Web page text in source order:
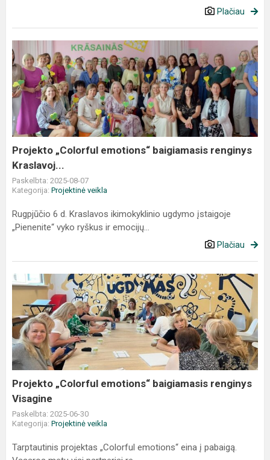
Plačiau
Projekto
„Colorful
emotions“
baigiamasis
renginys
Kraslavoj...
Projekto „Colorful emotions“ baigiamasis renginys
Kraslavoj...
Paskelbta: 2025-08-07
Kategorija: Projektinė veikla
Rugpjūčio 6 d. Kraslavos ikimokyklinio ugdymo įstaigoje
„Pienenite“ vyko ryškus ir emocijų...
Plačiau
Projekto
„Colorful
emotions“
baigiamasis
renginys
Visagine
Projekto „Colorful emotions“ baigiamasis renginys
Visagine
Paskelbta: 2025-06-30
Kategorija: Projektinė veikla
Tarptautinis projektas „Colorful emotions“ eina į pabaigą.